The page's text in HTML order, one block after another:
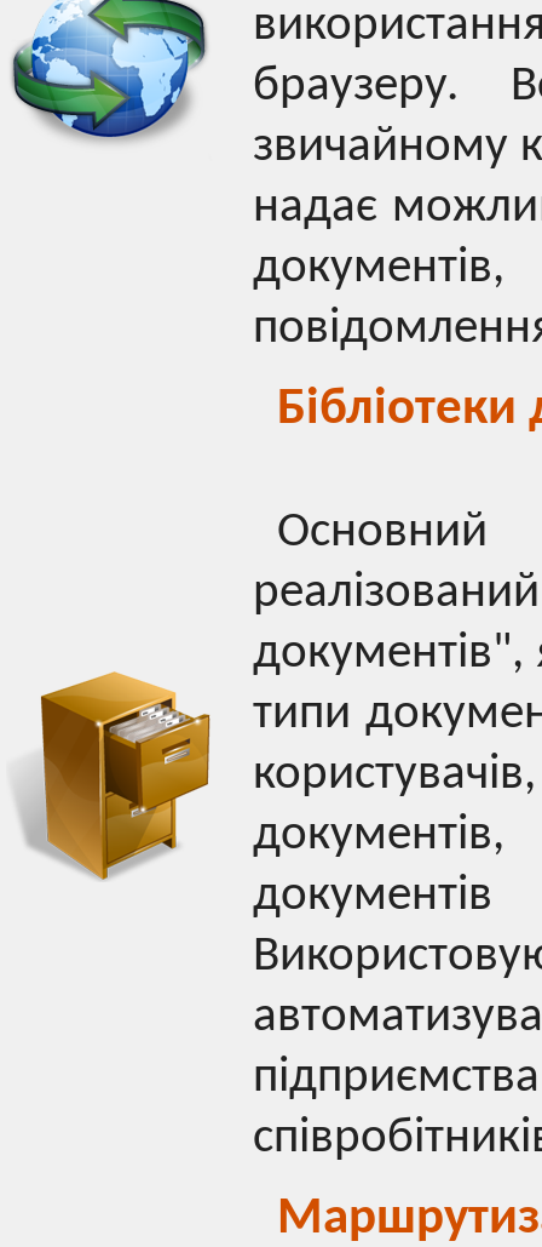
браузеру.
звичайному
надає
документів",
типи